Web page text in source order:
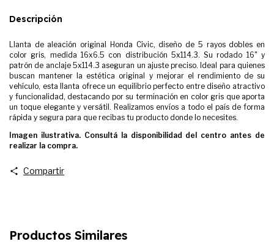
Descripción
Llanta de aleación original Honda Civic, diseño de 5 rayos dobles en
color gris, medida 16x6.5 con distribución 5x114.3. Su rodado 16" y
patrón de anclaje 5x114.3 aseguran un ajuste preciso. Ideal para quienes
buscan mantener la estética original y mejorar el rendimiento de su
vehículo, esta llanta ofrece un equilibrio perfecto entre diseño atractivo
y funcionalidad, destacando por su terminación en color gris que aporta
un toque elegante y versátil. Realizamos envíos a todo el país de forma
rápida y segura para que recibas tu producto donde lo necesites.
Imagen ilustrativa. Consultá la disponibilidad del centro antes de
realizar la compra.
Compartir
Productos Similares